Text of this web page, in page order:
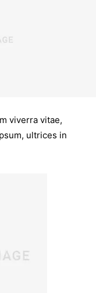
viverra vitae,
ultrices in